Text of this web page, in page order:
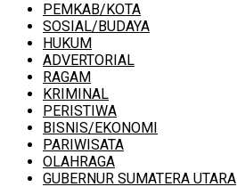
PEMKAB/KOTA
SOSIAL/BUDAYA
HUKUM
ADVERTORIAL
RAGAM
KRIMINAL
PERISTIWA
BISNIS/EKONOMI
PARIWISATA
OLAHRAGA
GUBERNUR SUMATERA UTARA